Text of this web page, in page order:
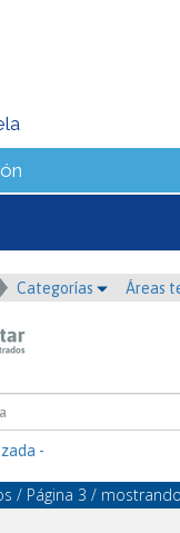
Categorías Áreas
-
/ Página 3 /